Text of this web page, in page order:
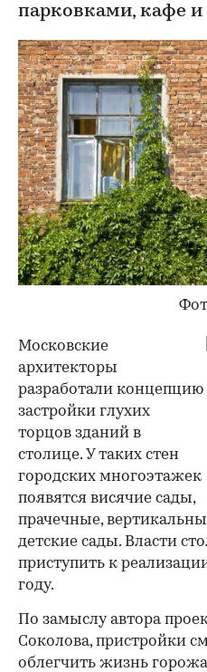
парковками, кафе и
Московские
архитекторы
разработали концепцию
застройки глухих
торцов зданий в
столице. У таких стен
городских многоэтажек
появятся висячие сады,
прачечные,
детские сады. Власти
приступить к
году.
По замыслу автора
Соколова, пристройки
облегчить жизнь